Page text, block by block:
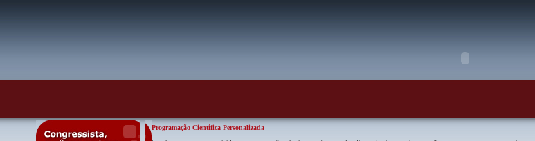
Programação Científica Personalizada